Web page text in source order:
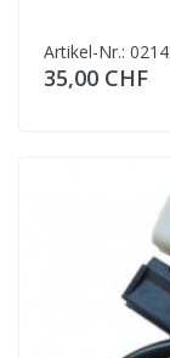
Artikel-Nr.:
35,00 CHF